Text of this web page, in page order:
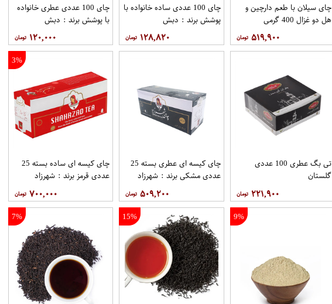
چای سیلان با طعم دارچین و
هل دو غزال 400 گرمی
۵۱۹,۹۰۰
چای 100 عددی ساده خانواده با
پوشش برند : دبش
۱۲۸,۸۲۰
چای 100 عددی عطری خانواده
با پوشش برند : دبش
۱۲۰,۰۰۰
تی بگ عطری 100 عددی
گلستان
۲۲۱,۹۰۰
چای کیسه ای عطری بسته 25
عددی مشکی برند : شهرزاد
۵۰۹,۲۰۰
3%
چای کیسه ای ساده بسته 25
عددی قرمز برند : شهرزاد
۷۰۰,۰۰۰
9%
15%
7%